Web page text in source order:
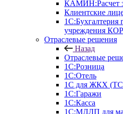
КАМИН:Расчет
Клиентские
1С:Бухгалтерия
учреждения
Отраслевые решения
Назад
Отраслевые
1С:Розница
1С:Отель
1С для ЖКХ
1С:Гаражи
1С:Касса
1С:МДЛП для